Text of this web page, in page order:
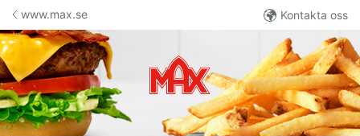
Hoppa till innehåll
www.max.se Kontakta oss